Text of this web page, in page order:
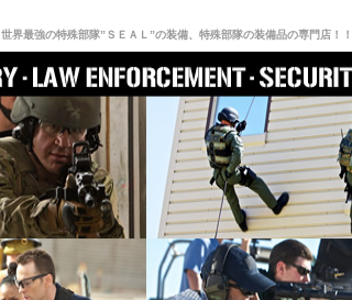
世界最強の特殊部隊”ＳＥＡＬ”の装備、特殊部隊の装備品の専門店！！